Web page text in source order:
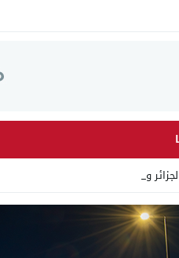
وأرقاما ب_